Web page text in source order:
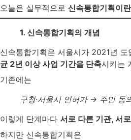
오늘은 실무적으로 신속통합기획이
1. 신속통합기획의 개념
신속통합기획은 서울시가 2021년 도
균 2년 이상 사업 기간을 단축시키는
기존에는
구청·서울시 인허가 → 주민
이렇게 단계마다 서로 다른 기관, 서
하지만 신속통합기획은